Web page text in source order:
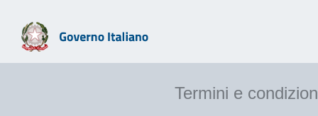
Termini e